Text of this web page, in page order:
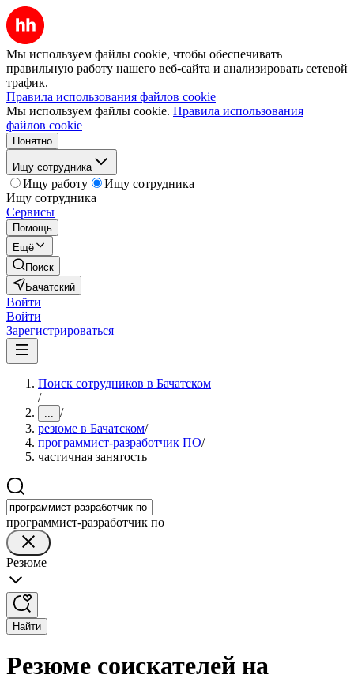
Мы используем файлы cookie, чтобы обеспечивать
правильную работу нашего веб-сайта и анализировать сетевой
трафик.
Правила использования файлов cookie
Мы используем файлы cookie. Правила использования
файлов cookie
Понятно
Ищу сотрудника
Ищу работу
Ищу сотрудника
Ищу сотрудника
Сервисы
Помощь
Ещё
Поиск
Бачатский
Войти
Войти
Зарегистрироваться
Поиск сотрудников в Бачатском
/
... /
резюме в Бачатском/
программист-разработчик ПО/
частичная занятость
программист-разработчик по
Резюме
Найти
Резюме соискателей на